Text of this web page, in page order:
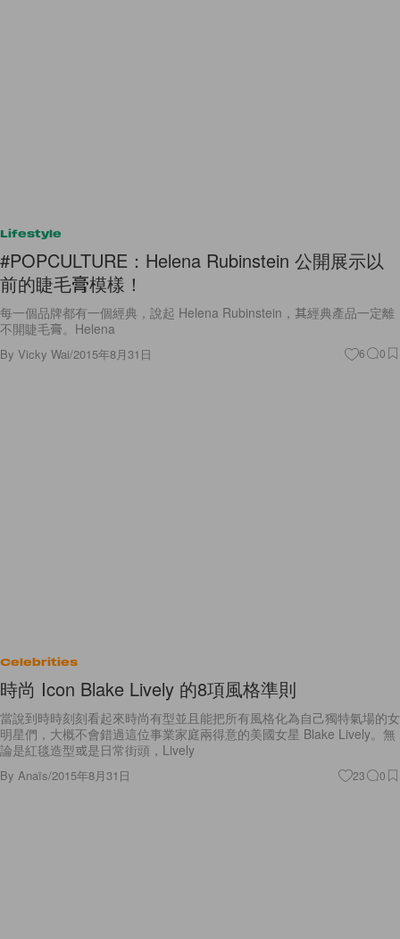
Lifestyle
#POPCULTURE：Helena Rubinstein 公開展示以
前的睫毛膏模樣！
每一個品牌都有一個經典，說起 Helena Rubinstein，其經典產品一定離
不開睫毛膏。Helena
By Vicky Wai/2015年8月31日 6 0
Celebrities
時尚 Icon Blake Lively 的8項風格準則
當說到時時刻刻看起來時尚有型並且能把所有風格化為自己獨特氣場的女
明星們，大概不會錯過這位事業家庭兩得意的美國女星 Blake Lively。無
論是紅毯造型或是日常街頭，Lively
By Anaïs/2015年8月31日 23 0